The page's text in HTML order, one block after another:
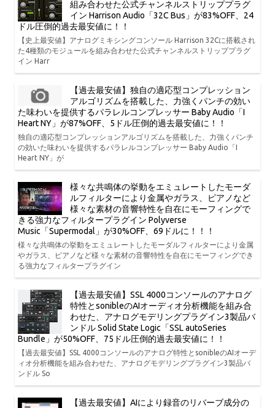
組み合わせた公式チャンネルストリッププラグ
イン Harrison Audio「32C Bus」が83%OFF、24
ドル圧倒的過去最安値に！！
【史上最安値】アナログミキシングコンソール Harrison 32Cに搭載され
た4種類のモジュールを組み合わせた公式チャンネルストリッププラグ
イン Harr
【過去最安値】独自の適応型コンプレッション
アルゴリズムを搭載した、力強くパンチの効い
た味わいを提供するパラレルコンプレッサー Baby Audio「I
Heart NY」が87%OFF、5ドル圧倒的過去最安値に！！
独自の適応型コンプレッションアルゴリズムを搭載した、力強くパンチ
の効いた味わいを提供するパラレルコンプレッサー Baby Audio「I
Heart NY」が
様々な共鳴体の挙動をエミュレートしたモーダ
ルフィルターにより金属やガラス、ピアノなど
様々な素材の音響特性を自在にモーフィングで
きる強力なフィルタープラグイン Polyverse
Music「Supermodal」が30%OFF、69ドルに！！！
様々な共鳴体の挙動をエミュレートしたモーダルフィルターにより金属
やガラス、ピアノなど様々な素材の音響特性を自在にモーフィングでき
る強力なフィルタープラグイン
【過去最安値】SSL 4000コンソールのアナログ
特性とsonibleのAIオーディオ分析機能を組み合
わせた、アナログモデリングプラグイン3製品バ
ンドル Solid State Logic「SSL autoSeries
Bundle」が50%OFF、75ドル圧倒的過去最安値に！！
【過去最安値】SSL 4000コンソールのアナログ特性とsonibleのAIオーデ
ィオ分析機能を組み合わせた、アナログモデリングプラグイン3製品バ
ンドル So
【過去最安値】AIにより録音のリバーブ成分の